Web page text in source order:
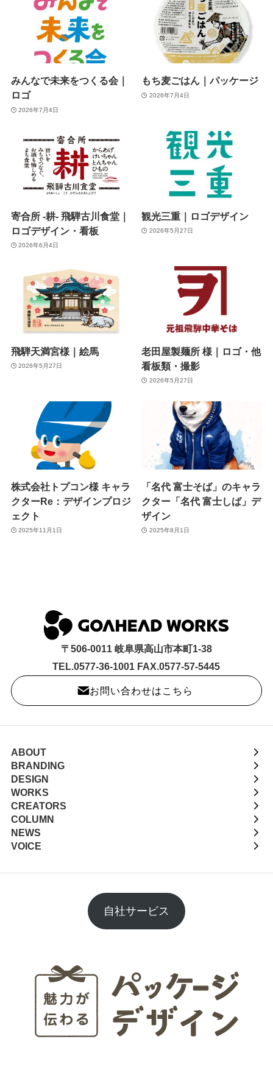
みんなで未来をつくる会｜
ロゴ
2026年7月4日
もち麦ごはん｜パッケージ
2026年7月4日
寄合所 -耕- 飛騨古川食堂｜
ロゴデザイン・看板
2026年6月4日
観光三重｜ロゴデザイン
2026年5月27日
飛騨天満宮様｜絵馬
2026年5月27日
老田屋製麺所 様｜ロゴ・他
看板類・撮影
2026年5月27日
株式会社トプコン様 キャラ
クターRe：デザインプロジ
ェクト
2025年11月1日
「名代 富士そば」のキャラ
クター「名代 富士しば」デ
ザイン
2025年8月1日
〒506-0011 岐阜県高山市本町1-38
TEL.0577-36-1001 FAX.0577-57-5445
お問い合わせはこちら
ABOUT
BRANDING
DESIGN
WORKS
CREATORS
COLUMN
NEWS
VOICE
自社サービス